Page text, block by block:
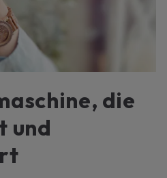
die
und